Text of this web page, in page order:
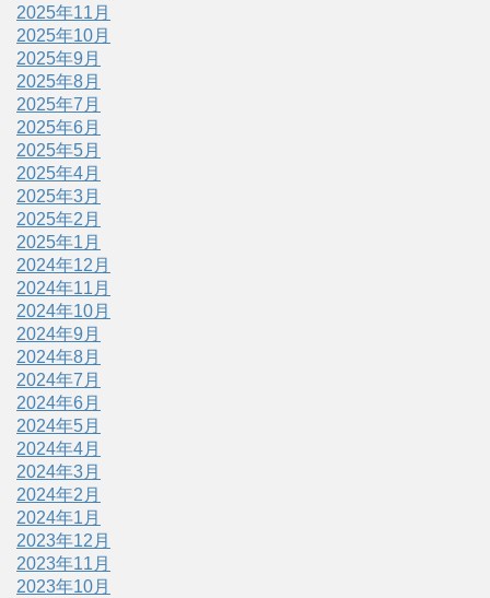
2025年11月
2025年10月
2025年9月
2025年8月
2025年7月
2025年6月
2025年5月
2025年4月
2025年3月
2025年2月
2025年1月
2024年12月
2024年11月
2024年10月
2024年9月
2024年8月
2024年7月
2024年6月
2024年5月
2024年4月
2024年3月
2024年2月
2024年1月
2023年12月
2023年11月
2023年10月